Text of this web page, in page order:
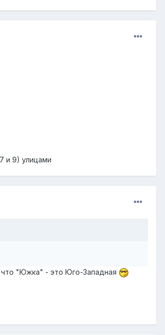
и 9) улицами
"Южка" - это Юго-Западная